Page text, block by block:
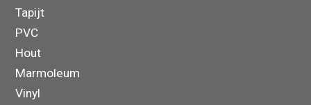
Tapijt
PVC
Hout
Marmoleum
Vinyl